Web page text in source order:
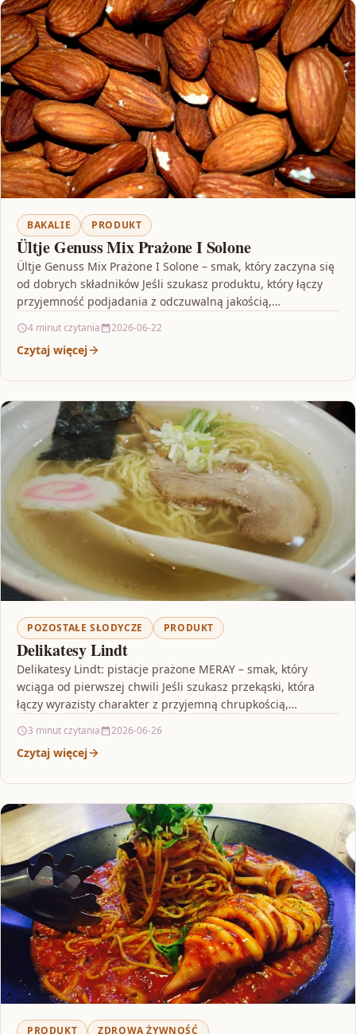
BAKALIE PRODUKT
Ültje Genuss Mix Prażone I Solone
Ültje Genuss Mix Prażone I Solone – smak, który zaczyna się
od dobrych składników Jeśli szukasz produktu, który łączy
przyjemność podjadania z odczuwalną jakością,…
4 minut czytania 2026-06-22
Czytaj więcej
POZOSTAŁE SŁODYCZE PRODUKT
Delikatesy Lindt
Delikatesy Lindt: pistacje prażone MERAY – smak, który
wciąga od pierwszej chwili Jeśli szukasz przekąski, która
łączy wyrazisty charakter z przyjemną chrupkością,
3 minut czytania 2026-06-26
Czytaj więcej
PRODUKT ZDROWA ŻYWNOŚĆ